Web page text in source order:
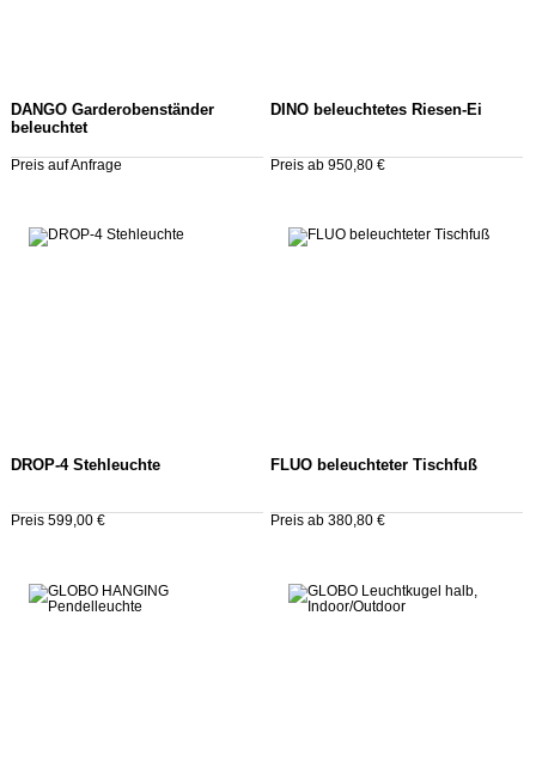
DANGO Garderobenständer
beleuchtet
Preis auf Anfrage
DINO beleuchtetes Riesen-Ei
Preis ab 950,80 €
DROP-4 Stehleuchte
Preis 599,00 €
FLUO beleuchteter Tischfuß
Preis ab 380,80 €